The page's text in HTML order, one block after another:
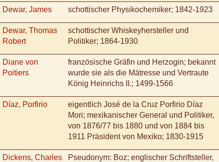
Dewar, James schottischer Physikochemiker; 1842-1923
Dewar, Thomas
Robert
schottischer Whiskeyhersteller und
Politiker; 1864-1930
Diane von
Poitiers
französische Gräfin und Herzogin; bekannt
wurde sie als die Mätresse und Vertraute
König Heinrichs II.; 1499-1566
Díaz, Porfirio
eigentlich José de la Cruz Porfirio Díaz
Mori; mexikanischer General und Politiker,
von 1876/77 bis 1880 und von 1884 bis
1911 Präsident von Mexiko; 1830-1915
Dickens, Charles
Pseudonym: Boz; englischer Schriftsteller,